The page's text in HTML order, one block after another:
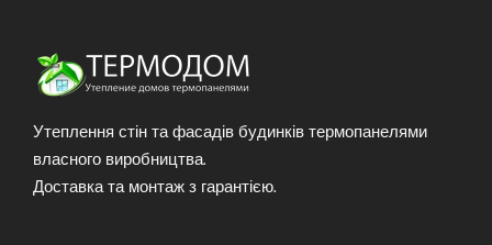
Утеплення стін та фасадів будинків термопанелями
власного виробництва.
Доставка та монтаж з гарантією.